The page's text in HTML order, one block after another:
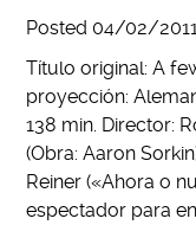
Posted 04/02/2011
Título original: A
proyección:
138 min. Director:
(Obra: Aaron
Reiner («Ahora o
espectador para